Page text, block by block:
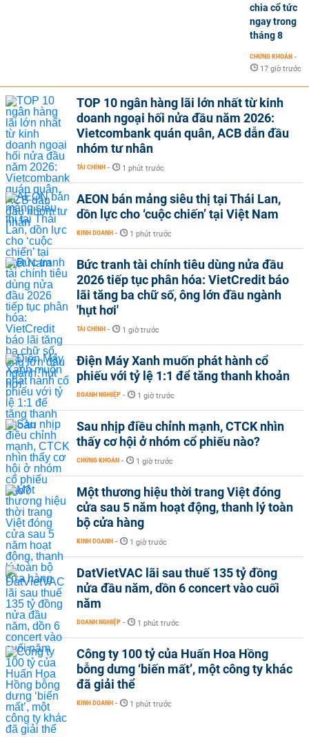
chia cổ tức
ngay trong
tháng 8
CHỨNG KHOÁN -
17 giờ trước
TOP 10 ngân hàng lãi lớn nhất từ kinh
doanh ngoại hối nửa đầu năm 2026:
Vietcombank quán quân, ACB dẫn đầu
nhóm tư nhân
TÀI CHÍNH - 1 phút trước
AEON bán mảng siêu thị tại Thái Lan,
dồn lực cho ‘cuộc chiến’ tại Việt Nam
KINH DOANH - 1 phút trước
Bức tranh tài chính tiêu dùng nửa đầu
2026 tiếp tục phân hóa: VietCredit báo
lãi tăng ba chữ số, ông lớn đầu ngành
'hụt hơi'
TÀI CHÍNH - 1 giờ trước
Điện Máy Xanh muốn phát hành cổ
phiếu với tỷ lệ 1:1 để tăng thanh khoản
DOANH NGHIỆP - 1 giờ trước
Sau nhịp điều chỉnh mạnh, CTCK nhìn
thấy cơ hội ở nhóm cổ phiếu nào?
CHỨNG KHOÁN - 1 giờ trước
Một thương hiệu thời trang Việt đóng
cửa sau 5 năm hoạt động, thanh lý toàn
bộ cửa hàng
KINH DOANH - 1 giờ trước
DatVietVAC lãi sau thuế 135 tỷ đồng
nửa đầu năm, dồn 6 concert vào cuối
năm
DOANH NGHIỆP - 1 phút trước
Công ty 100 tỷ của Huấn Hoa Hồng
bỗng dưng ‘biến mất’, một công ty khác
đã giải thể
KINH DOANH - 1 phút trước